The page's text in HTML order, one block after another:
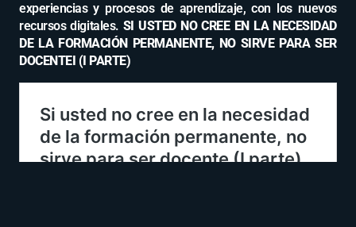
experiencias y procesos de aprendizaje, con los nuevos
recursos digitales. SI USTED NO CREE EN LA NECESIDAD
DE LA FORMACIÓN PERMANENTE, NO SIRVE PARA SER
DOCENTEI (I PARTE)